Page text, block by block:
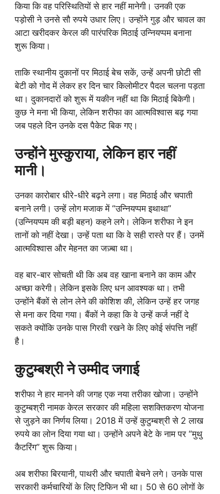
किया कि वह परिस्थितियों से हार नहीं मानेगी। उनकी एक
पड़ोसी ने उनसे सौ रुपये उधार लिए। उन्होंने गुड़ और चावल का
आटा खरीदकर केरल की पारंपरिक मिठाई उन्नियप्पम बनाना
शुरू किया।
ताकि स्थानीय दुकानों पर मिठाई बेच सकें, उन्हें अपनी छोटी सी
बेटी को गोद में लेकर हर दिन चार किलोमीटर पैदल चलना पड़ता
था। दुकानदारों को शुरू में यकीन नहीं था कि मिठाई बिकेगी।
कुछ ने मना भी किया, लेकिन शरीफा का आत्मविश्वास बढ़ गया
जब पहले दिन उनके दस पैकेट बिक गए।
उन्होंने मुस्कुराया, लेकिन हार नहीं
मानी।
उनका कारोबार धीरे-धीरे बढ़ने लगा। वह मिठाई और चपाती
बनाने लगी। उन्हें लोग मजाक में “उन्नियप्पम इथाथा”
(उन्नियप्पम की बड़ी बहन) कहने लगे। लेकिन शरीफा ने इन
तानों को नहीं देखा। उन्हें पता था कि वे सही रास्ते पर हैं। उनमें
आत्मविश्वास और मेहनत का जज़्बा था।
वह बार-बार सोचती थी कि अब वह खाना बनाने का काम और
अच्छा करेगी। लेकिन इसके लिए धन आवश्यक था। तभी
उन्होंने बैंकों से लोन लेने की कोशिश की, लेकिन उन्हें हर जगह
से मना कर दिया गया। बैंकों ने कहा कि वे उन्हें कर्ज नहीं दे
सकते क्योंकि उनके पास गिरवी रखने के लिए कोई संपत्ति नहीं
है।
कुटुम्बश्री ने उम्मीद जगाई
शरीफा ने हार मानने की जगह एक नया तरीका खोजा। उन्होंने
कुटुम्बश्री नामक केरल सरकार की महिला सशक्तिकरण योजना
से जुड़ने का निर्णय लिया। 2018 में उन्हें कुटुम्बश्री से 2 लाख
रुपये का लोन दिया गया था। उन्होंने अपने बेटे के नाम पर “मुथु
कैटरिंग” शुरू किया।
अब शरीफा बिरयानी, पाथरी और चपाती बेचने लगे। उनके पास
सरकारी कर्मचारियों के लिए टिफिन भी था। 50 से 60 लोगों के